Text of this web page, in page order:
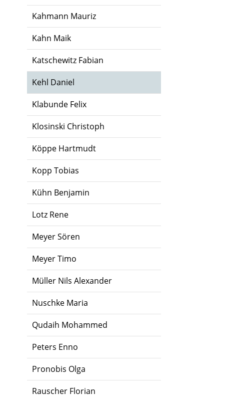
Kahmann Mauriz
Kahn Maik
Katschewitz Fabian
Kehl Daniel
Klabunde Felix
Klosinski Christoph
Köppe Hartmudt
Kopp Tobias
Kühn Benjamin
Lotz Rene
Meyer Sören
Meyer Timo
Müller Nils Alexander
Nuschke Maria
Qudaih Mohammed
Peters Enno
Pronobis Olga
Rauscher Florian